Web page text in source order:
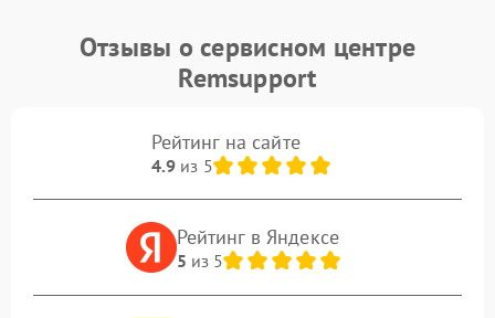
Отзывы о сервисном центре
Remsupport
Рейтинг на сайте
4.9из 5
Рейтинг в Яндексе
5 из 5